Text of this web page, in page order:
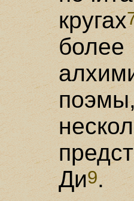
кругах
Ди9.